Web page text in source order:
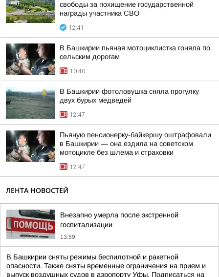
свободы за похищение государственной
награды участника СВО
12:41
В Башкирии пьяная мотоциклистка гоняла по
сельским дорогам
10:40
В Башкирии фотоловушка сняла прогулку
двух бурых медведей
12:47
Пьяную пенсионерку-байкершу оштрафовали
в Башкирии — она ездила на советском
мотоцикле без шлема и страховки
12:47
ЛЕНТА НОВОСТЕЙ
Внезапно умерла после экстренной
госпитализации
13:59
В Башкирии сняты режимы беспилотной и ракетной
опасности. Также сняты временные ограничения на прием и
выпуск воздушных судов в аэропорту Уфы. Подписаться на